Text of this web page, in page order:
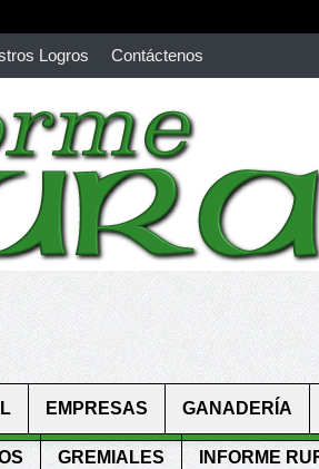
Logros Contáctenos
with delicate watches for women.
customer services. 1: 1 design
EMPRESAS GANADERÍA
GREMIALES INFORME